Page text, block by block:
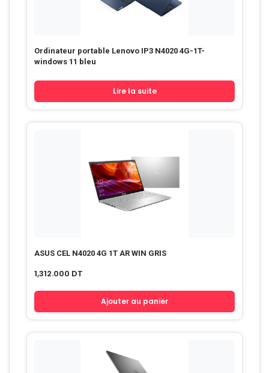
Ordinateur portable Lenovo IP3 N4020 4G-1T-
windows 11 bleu
Lire la suite
ASUS CEL N4020 4G 1T AR WIN GRIS
1,312.000 DT
Ajouter au panier